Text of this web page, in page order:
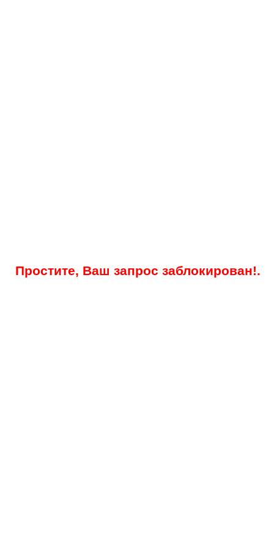
Простите, Ваш запрос заблокирован!.